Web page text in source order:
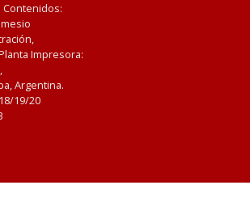
Impresora:
Argentina.
19/20